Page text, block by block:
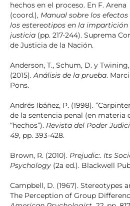
hechos en el proceso. En F. Arena
(coord.), Manual sobre los efectos
los estereotipos en la impartición
justicia(pp. 217-244). Suprema
de Justicia de la Nación.
Anderson, T., Schum, D. y
(2015).Análisis de la prueba.
Pons.
Andrés Ibáñez, P. (1998).
de la sentencia penal (en materia
“hechos”). Revista del Poder
49, pp. 393-428.
Brown, R. (2010). Prejudic:. Its
Psychology(2a ed.). Blackwell
Campbell, D. (1967). Stereotypes
The Perception of Group